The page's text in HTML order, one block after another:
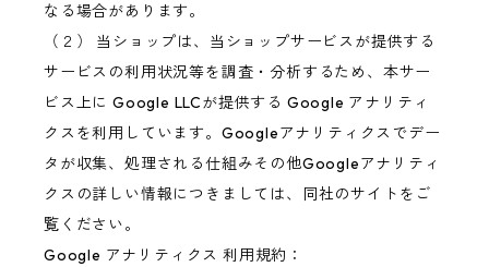
なる場合があります。
（２） 当ショップは、当ショップサービスが提供する
サービスの利用状況等を調査・分析するため、本サー
ビス上に Google LLCが提供する Google アナリティ
クスを利用しています。Googleアナリティクスでデー
タが収集、処理される仕組みその他Googleアナリティ
クスの詳しい情報につきましては、同社のサイトをご
覧ください。
Google アナリティクス 利用規約：